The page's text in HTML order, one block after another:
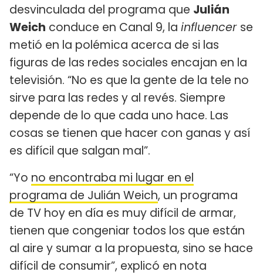
desvinculada del programa que Julián
Weich conduce en Canal 9, la influencer se
metió en la polémica acerca de si las
figuras de las redes sociales encajan en la
televisión. “No es que la gente de la tele no
sirve para las redes y al revés. Siempre
depende de lo que cada uno hace. Las
cosas se tienen que hacer con ganas y así
es difícil que salgan mal”.
“Yo no encontraba mi lugar en el
programa de Julián Weich, un programa
de TV hoy en día es muy difícil de armar,
tienen que congeniar todos los que están
al aire y sumar a la propuesta, sino se hace
difícil de consumir”, explicó en nota